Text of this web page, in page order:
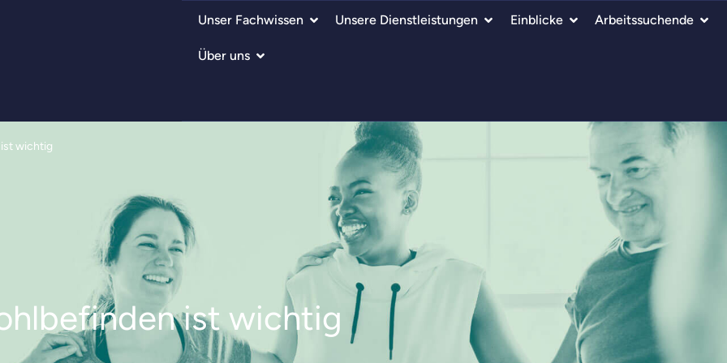
Unser Fachwissen Unsere Dienstleistungen Einblicke Arbeitssuchende
Über uns
wichtig
ist wichtig